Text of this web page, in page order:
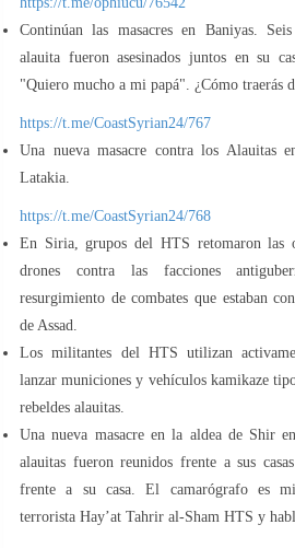
Continúan las masacres en Baniyas.
alauita fueron asesinados juntos en su
"Quiero mucho a mi papá". ¿Cómo traerás
https://t.me/CoastSyrian24/767
Una nueva masacre contra los Alauitas
Latakia.
https://t.me/CoastSyrian24/768
En Siria, grupos del HTS retomaron las
drones contra las facciones
resurgimiento de combates que estaban
de Assad.
Los militantes del HTS utilizan
lanzar municiones y vehículos kamikaze
rebeldes alauitas.
Una nueva masacre en la aldea de Shir
alauitas fueron reunidos frente a sus
frente a su casa. El camarógrafo es
terrorista Hay’at Tahrir al-Sham HTS y